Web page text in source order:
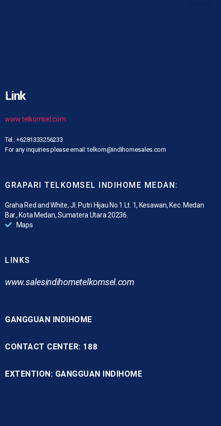
Link
www.telkomsel.com
Tel.: +6281333256233
For any inquiries please email: telkom@indihomesales.com
GRAPARI TELKOMSEL INDIHOME MEDAN:
Graha Red and White, Jl. Putri Hijau No.1 Lt. 1, Kesawan, Kec. Medan
Bar., Kota Medan, Sumatera Utara 20236.
Maps
LINKS
www.salesindihometelkomsel.com
GANGGUAN INDIHOME
CONTACT CENTER: 188
EXTENTION: GANGGUAN INDIHOME